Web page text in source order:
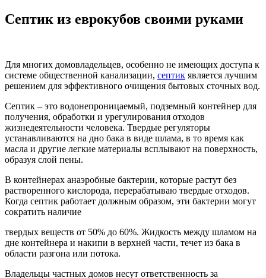
Септик из еврокубов своими руками
Для многих домовладельцев, особенно не имеющих доступа к
системе общественной канализации, септик является лучшим
решением для эффективного очищения бытовых сточных вод.
Септик – это водонепроницаемый, подземный контейнер для
получения, обработки и урегулирования отходов
жизнедеятельности человека. Твердые регуляторы
устанавливаются на дно бака в виде шлама, в то время как
масла и другие легкие материалы всплывают на поверхность,
образуя слой пены.
В контейнерах анаэробные бактерии, которые растут без
растворенного кислорода, перерабатываю твердые отходов.
Когда септик работает должным образом, эти бактерии могут
сократить наличие
твердых веществ от 50% до 60%. Жидкость между шламом на
дне контейнера и накипи в верхней части, течет из бака в
области разгона или потока.
Владельцы частных домов несут ответственность за